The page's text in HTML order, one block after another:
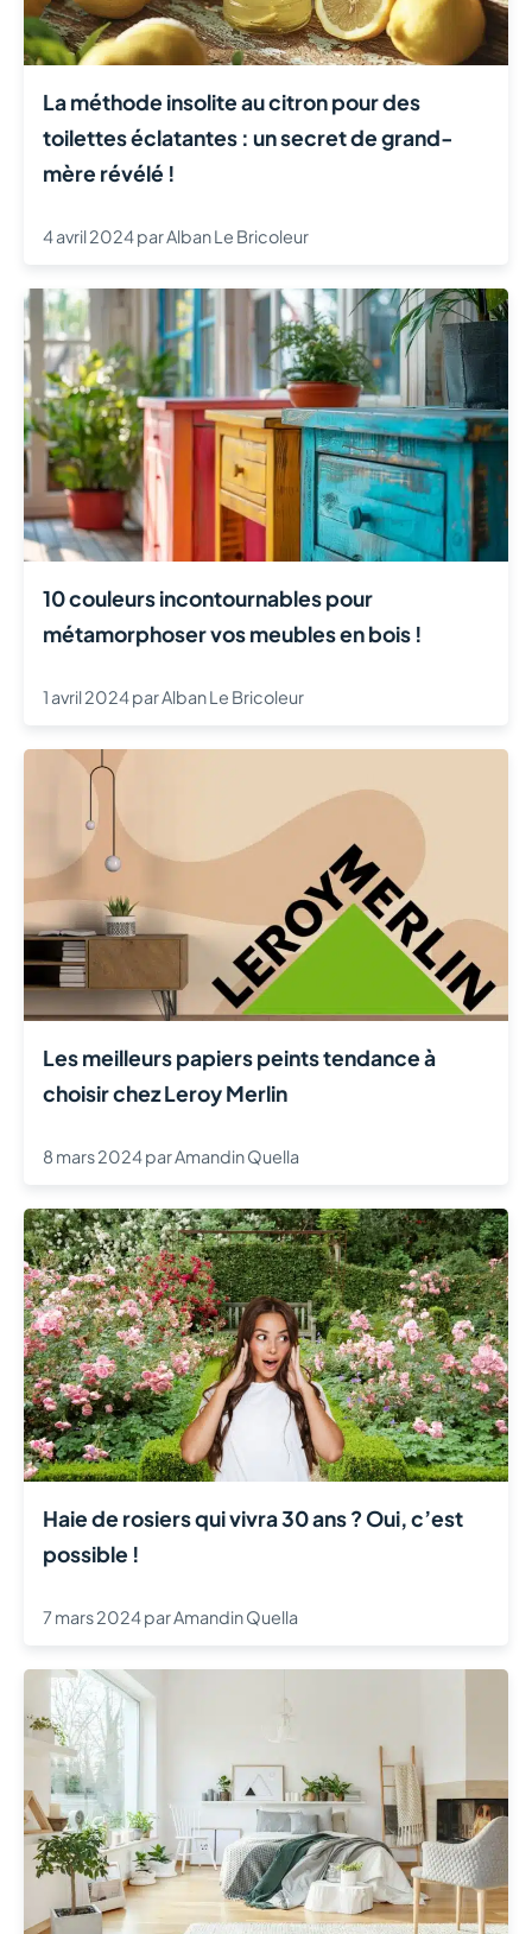
La méthode insolite au citron pour des
toilettes éclatantes : un secret de grand-
mère révélé !
4 avril 2024parAlban Le Bricoleur
10 couleurs incontournables pour
métamorphoser vos meubles en bois !
1 avril 2024parAlban Le Bricoleur
Les meilleurs papiers peints tendance à
choisir chez Leroy Merlin
8 mars 2024parAmandin Quella
Haie de rosiers qui vivra 30 ans ? Oui, c’est
possible !
7 mars 2024parAmandin Quella